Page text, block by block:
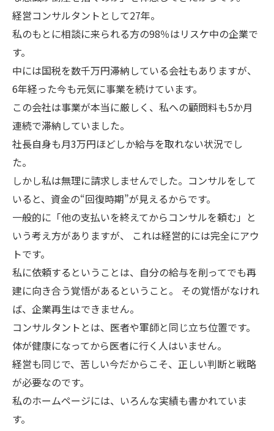
経営コンサルタントとして27年。
私のもとに相談に来られる方の98％はリスケ中の企業で
す。
中には国税を数千万円滞納している会社もありますが、
6年経った今も元気に事業を続けています。
この会社は事業が本当に厳しく、私への顧問料も5か月
連続で滞納していました。
社長自身も月3万円ほどしか給与を取れない状況でし
た。
しかし私は無理に請求しませんでした。コンサルをして
いると、資金の“回復時期”が見えるからです。
一般的に「他の支払いを終えてからコンサルを頼む」と
いう考え方がありますが、 これは経営的には完全にアウ
トです。
私に依頼するということは、自分の給与を削ってでも再
建に向き合う覚悟があるということ。 その覚悟がなけれ
ば、企業再生はできません。
コンサルタントとは、医者や軍師と同じ立ち位置です。
体が健康になってから医者に行く人はいません。
経営も同じで、苦しい今だからこそ、正しい判断と戦略
が必要なのです。
私のホームページには、いろんな実績も書かれていま
す。